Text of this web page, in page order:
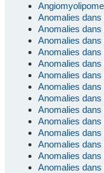
Anomalies dans
Anomalies dans
Anomalies
Anomalies dans
Anomalies dans
Anomalies dans
Anomalies dans
Anomalies dans
Anomalies dans
Anomalies dans
Anomalies
Anomalies
Anomalies
Anomalies dans